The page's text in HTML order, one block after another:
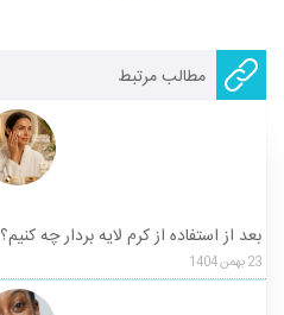
مطالب مرتبط
بعد از استفاده از کرم لایه بردار چه کنیم؟
23بهمن1404